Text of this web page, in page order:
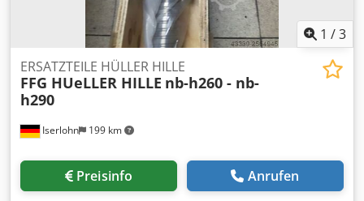
1 /3
Iserlohn 199 km
ERSATZTEILE HÜLLER HILLE
FFG HUeLLER HILLE nb-h260 - nb-
h290
Preisinfo Anrufen